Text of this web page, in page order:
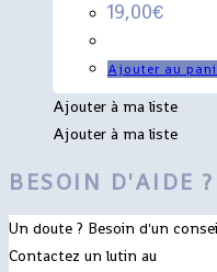
19,00€
Ajouter au
Ajouter à ma liste
Ajouter à ma liste
BESOIN D'AIDE ?
Un doute ? Besoin d'un
Contactez un lutin au